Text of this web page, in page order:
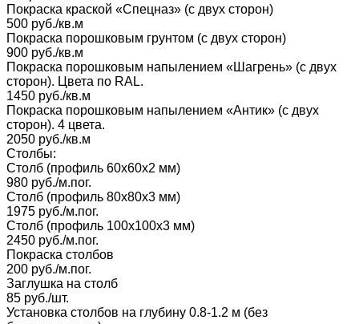
Покраска краской «‎Спецназ» (с двух сторон)
500 руб./кв.м
Покраска порошковым грунтом (с двух сторон)
900 руб./кв.м
Покраска порошковым напылением «Шагрень» (с двух
сторон). Цвета по RAL.
1450 руб./кв.м
Покраска порошковым напылением «Антик» (с двух
сторон). 4 цвета.
2050 руб./кв.м
Столбы:
Столб (профиль 60х60х2 мм)
980 руб./м.пог.
Столб (профиль 80х80х3 мм)
1975 руб./м.пог.
Столб (профиль 100х100х3 мм)
2450 руб./м.пог.
Покраска столбов
200 руб./м.пог.
Заглушка на столб
85 руб./шт.
Установка столбов на глубину 0.8-1.2 м (без